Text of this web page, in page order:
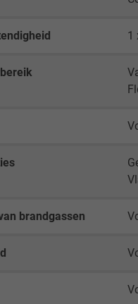
Purpose
Vendor
Purpose
1
brandgassen